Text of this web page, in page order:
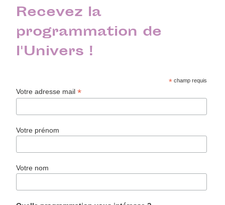
Recevez la
programmation de
l'Univers !
* champ requis
Votre adresse mail*
Votre prénom
Votre nom